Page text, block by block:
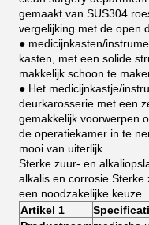
gemaakt van SUS304
vergelijking met de open
● medicijnkasten/
kasten, met een solide
makkelijk schoon te
● Het medicijnkastje/
deurkarosserie met een
gemakkelijk voorwerpen
de operatiekamer in te
mooi van uiterlijk.
Sterke zuur- en
alkalis en corrosie.Sterke
een noodzakelijke keuze.
Artikel 1